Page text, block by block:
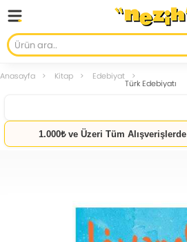
Anasayfa Kitap Edebiyat
Türk Edebiyatı
1.000₺ ve Üzeri Tüm Alışverişlerde